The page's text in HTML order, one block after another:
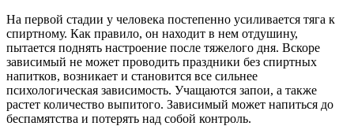
На первой стадии у человека постепенно усиливается тяга к
спиртному. Как правило, он находит в нем отдушину,
пытается поднять настроение после тяжелого дня. Вскоре
зависимый не может проводить праздники без спиртных
напитков, возникает и становится все сильнее
психологическая зависимость. Учащаются запои, а также
растет количество выпитого. Зависимый может напиться до
беспамятства и потерять над собой контроль.